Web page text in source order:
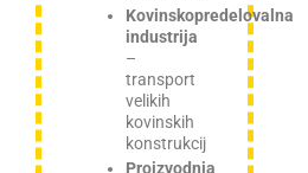
Kovinskopredelovalna
industrija
–
transport
velikih
kovinskih
konstrukcij
Proizvodnja